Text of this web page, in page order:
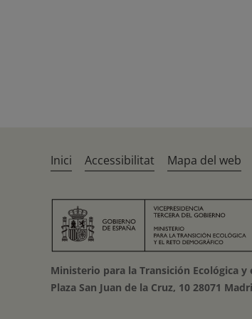
Inici Accessibilitat Mapa del web
Ministerio para la Transición Ecológica y
Plaza San Juan de la Cruz, 10 28071